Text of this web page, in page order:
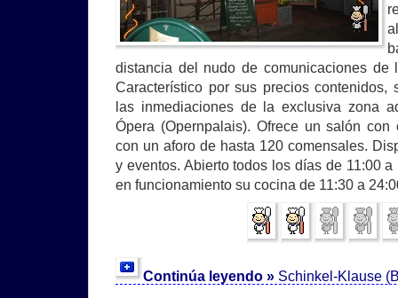
distancia del nudo de comunicaciones de
Característico por sus precios contenidos,
las inmediaciones de la exclusiva zona
Ópera (Opernpalais). Ofrece un salón
con un aforo de hasta 120 comensales.
y eventos. Abierto todos los días de 11:00
en funcionamiento su cocina de 11:30 a
Continúa leyendo » Schinkel-Klause